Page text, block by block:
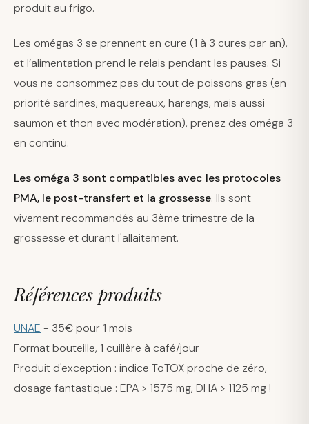
produit au frigo.
Les omégas 3 se prennent en cure (1 à 3 cures par an),
et l’alimentation prend le relais pendant les pauses. Si
vous ne consommez pas du tout de poissons gras (en
priorité sardines, maquereaux, harengs, mais aussi
saumon et thon avec modération), prenez des oméga 3
en continu.
Les oméga 3 sont compatibles avec les protocoles
PMA, le post-transfert et la grossesse. Ils sont
vivement recommandés au 3ème trimestre de la
grossesse et durant l'allaitement.
Références produits
UNAE - 35€ pour 1 mois
Format bouteille, 1 cuillère à café/jour
Produit d'exception : indice ToTOX proche de zéro,
dosage fantastique : EPA > 1575 mg, DHA > 1125 mg !